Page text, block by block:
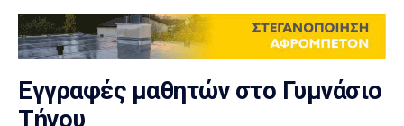
Εγγραφές μαθητών στο Γυμνάσιο
Τήνου